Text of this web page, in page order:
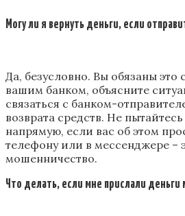
Могу ли я вернуть деньги, если
Да, безусловно. Вы обязаны это
вашим банком, объясните
связаться с банком-
возврата средств. Не
напрямую, если вас об этом
телефону или в мессенджере –
мошенничество.
Что делать, если мне прислали